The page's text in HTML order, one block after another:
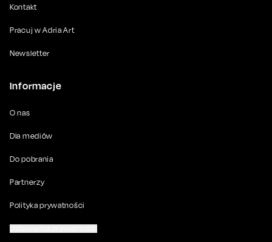
Kontakt
Pracuj w Adria Art
Newsletter
Informacje
O nas
Dla mediów
Do pobrania
Partnerzy
Polityka prywatności